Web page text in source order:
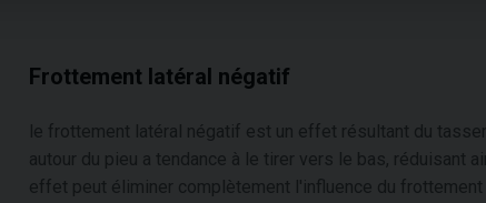
Frottement latéral négatif
le frottement latéral négatif est un effet résultant du
autour du pieu a tendance à le tirer vers le bas, réduisant
effet peut éliminer complètement l'influence du